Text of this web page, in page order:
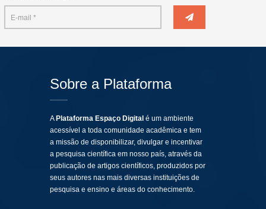
Sobre a Plataforma
A Plataforma Espaço Digital é um ambiente
acessível a toda comunidade acadêmica e tem
a missão de disponibilizar, divulgar e incentivar
a pesquisa científica em nosso país, através da
publicação de artigos científicos, produzidos por
seus autores nas mais diversas instituições de
pesquisa e ensino e áreas do conhecimento.